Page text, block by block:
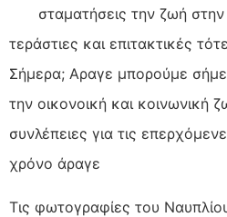
σταματήσεις την ζωή
τεράστιες και επιτακτικές τότε
Σήμερα; Αραγε μπορούμε
την οικονοική και κοινωνική
συνλέπειες για τις
χρόνο άραγε
Τις φωτογραφίες του